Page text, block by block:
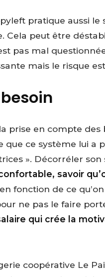
pratique aussi le
Cela peut être
pas mal
mais le risque
prise en compte
que ce système lui a
». Décorréler son
savoir
fonction de ce
ne pas le faire
qui crée la
coopérative Le